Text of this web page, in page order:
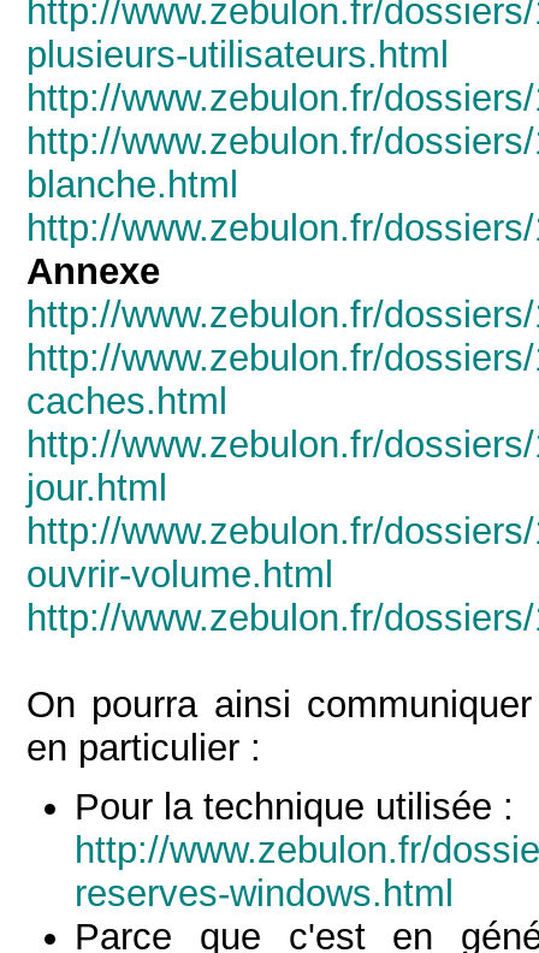
http://www.zebulon.fr/
plusieurs-utilisateurs.html
http://www.zebulon.fr/
http://www.zebulon.fr/
blanche.html
http://www.zebulon.fr/
Annexe
http://www.zebulon.fr/
http://www.zebulon.fr/
caches.html
http://www.zebulon.fr/
jour.html
http://www.zebulon.fr/
ouvrir-volume.html
http://www.zebulon.fr/
On pourra ainsi
en particulier :
Pour la technique utilisée :
http://www.zebulon.fr/
reserves-windows.html
Parce que c'est en